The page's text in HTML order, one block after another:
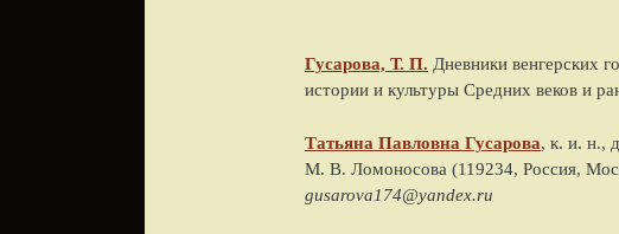
Гусарова, Т. П. Дневники венгерских
истории и культуры Средних веков и
Татьяна Павловна Гусарова, к. и. н.,
М. В. Ломоносова (119234, Россия,
gusarova174@yandex.ru